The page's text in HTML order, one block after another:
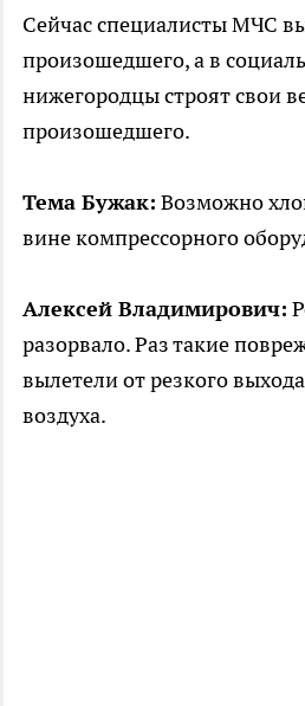
Сейчас специалисты МЧС
произошедшего, а в
нижегородцы строят свои
произошедшего.
Тема Бужак: Возможно
вине компрессорного
Алексей Владимирович:
разорвало. Раз такие
вылетели от резкого
воздуха.